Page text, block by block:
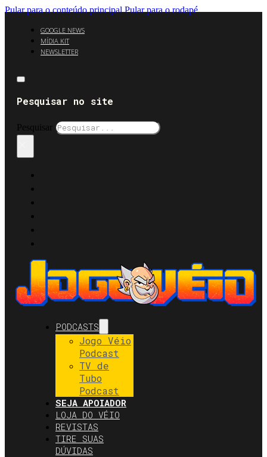
Pular para o conteúdo principal Pular para o rodapé
GOOGLE NEWS
MÍDIA KIT
NEWSLETTER
Pesquisar no site
Pesquisar
PODCASTS
Jogo Véio
Podcast
TV de
Tubo
Podcast
SEJA APOIADOR
LOJA DO VÉIO
REVISTAS
TIRE SUAS
DÚVIDAS